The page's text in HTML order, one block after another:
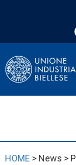
HOME > News >